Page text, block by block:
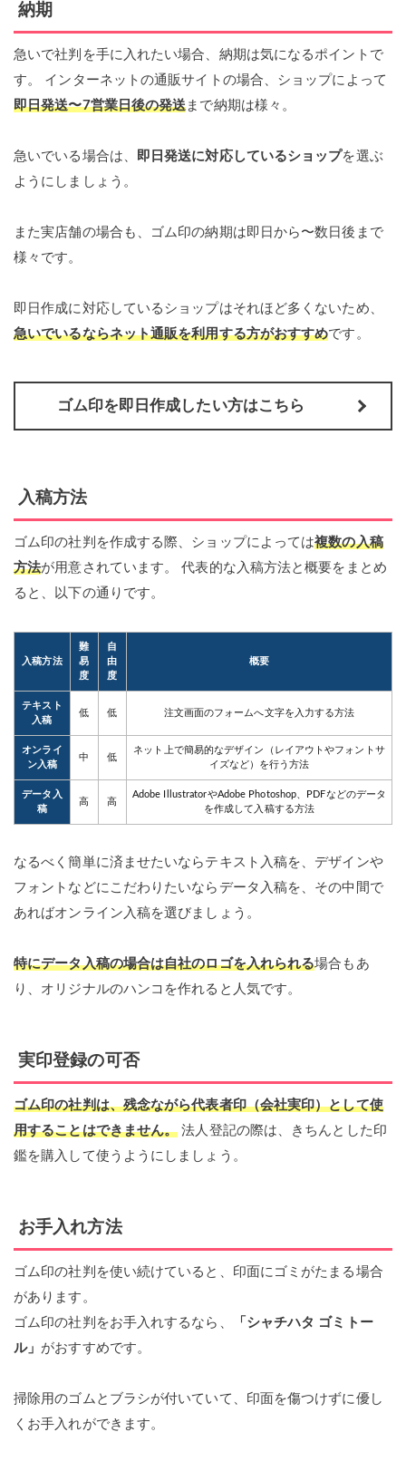
納期
急いで社判を手に入れたい場合、納期は気になるポイントで
す。 インターネットの通販サイトの場合、ショップによって
即日発送〜7営業日後の発送 まで納期は様々。
急いでいる場合は、 即日発送に対応しているショップを選ぶ
ようにしましょう。
また実店舗の場合も、ゴム印の納期は即日から〜数日後まで
様々です。
即日作成に対応しているショップはそれほど多くないため、
急いでいるならネット通販を利用する方がおすすめです。
ゴム印を即日作成したい方はこちら
入稿方法
ゴム印の社判を作成する際、ショップによっては複数の入稿
方法が用意されています。 代表的な入稿方法と概要をまとめ
ると、以下の通りです。
入稿方法
難
易
度
自
由
度
概要
テキスト
入稿
低 低 注文画面のフォームへ文字を入力する方法
オンライ
ン入稿
中 低
ネット上で簡易的なデザイン（レイアウトやフォントサ
イズなど）を行う方法
データ入
稿
高 高
Adobe IllustratorやAdobe Photoshop、PDFなどのデータ
を作成して入稿する方法
なるべく簡単に済ませたいならテキスト入稿を、デザインや
フォントなどにこだわりたいならデータ入稿を、その中間で
あればオンライン入稿を選びましょう。
特にデータ入稿の場合は自社のロゴを入れられる場合もあ
り、オリジナルのハンコを作れると人気です。
実印登録の可否
ゴム印の社判は、残念ながら代表者印（会社実印）として使
用することはできません。 法人登記の際は、きちんとした印
鑑を購入して使うようにしましょう。
お手入れ方法
ゴム印の社判を使い続けていると、印面にゴミがたまる場合
があります。
ゴム印の社判をお手入れするなら、
「シャチハタ ゴミトー
ル」 がおすすめです。
掃除用のゴムとブラシが付いていて、印面を傷つけずに優し
くお手入れができます。